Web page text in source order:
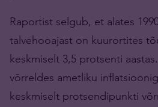
Raportist selgub, et alates
talvehooajast on kuurortites
keskmiselt 3,5 protsenti
võrreldes ametliku
keskmiselt protsendipunkti